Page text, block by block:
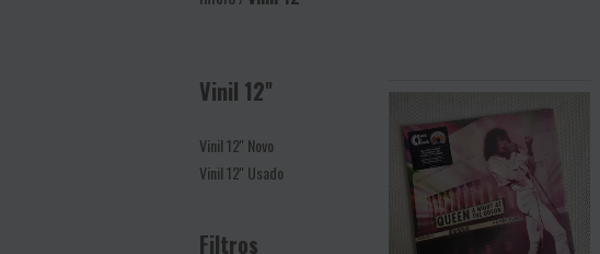
Vinil 12''
Vinil 12'' Novo
Vinil 12'' Usado
Filtros